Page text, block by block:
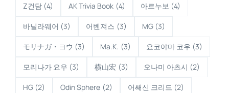
Z건담 (4) AK Trivia Book (4) 아르누보 (4)
바닐라웨어 (3) 어벤져스 (3) MG (3)
モリナガ・ヨウ (3) Ma.K. (3) 요코야마 코우 (3)
모리나가 요우 (3) 横山宏 (3) 오나미 아츠시 (2)
HG (2) Odin Sphere (2) 어쌔신 크리드 (2)